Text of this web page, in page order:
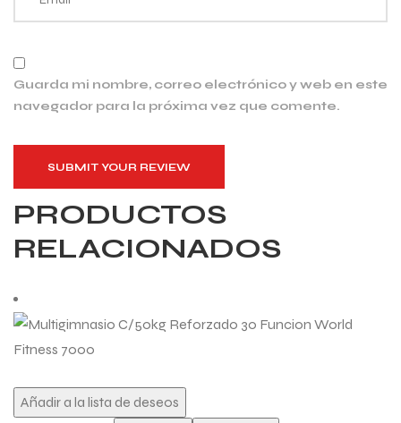
Guarda mi nombre, correo electrónico y web en este
navegador para la próxima vez que comente.
SUBMIT YOUR REVIEW
PRODUCTOS
RELACIONADOS
Añadir a la lista de deseos